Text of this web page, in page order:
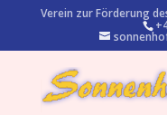
Verein zur Förderung